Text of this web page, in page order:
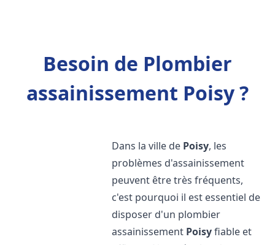
Besoin de Plombier
assainissement Poisy ?
Dans la ville de Poisy, les
problèmes d'assainissement
peuvent être très fréquents,
c'est pourquoi il est essentiel de
disposer d'un plombier
assainissement Poisyfiable et